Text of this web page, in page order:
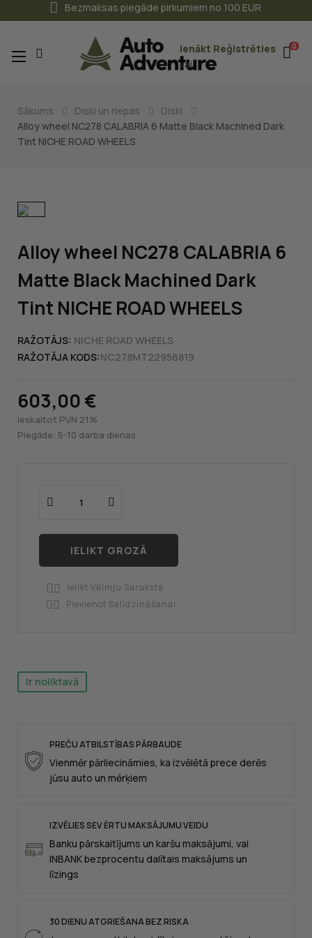
Bezmaksas piegāde pirkumiem no 100 EUR
Ienākt
vai
Reģistrēties 0
Toggle
navigation
☰
Sākums Diski un riepas
Diski
Alloy wheel NC278 CALABRIA 6 Matte Black Machined Dark
Tint NICHE ROAD WHEELS
Alloy wheel NC278 CALABRIA 6
Matte Black Machined Dark
Tint NICHE ROAD WHEELS
RAŽOTĀJS: NICHE ROAD WHEELS
RAŽOTĀJA KODS:NC278MT22956819
603,00 €
ieskaitot PVN 21%
Piegāde: 5-10 darba dienas
IELIKT GROZĀ

Ielikt Vēlmju Sarakstā

Pievienot Salīdzināšanai
Ir noliktavā
PREČU ATBILSTĪBAS PĀRBAUDE
Vienmēr pārliecināmies, ka izvēlētā prece derēs
jūsu auto un mērķiem
IZVĒLIES SEV ĒRTU MAKSĀJUMU VEIDU
Banku pārskaitījums un karšu maksājumi, vai
INBANK bezprocentu dalītais maksājums un
līzings
30 DIENU ATGRIEŠANA BEZ RISKA